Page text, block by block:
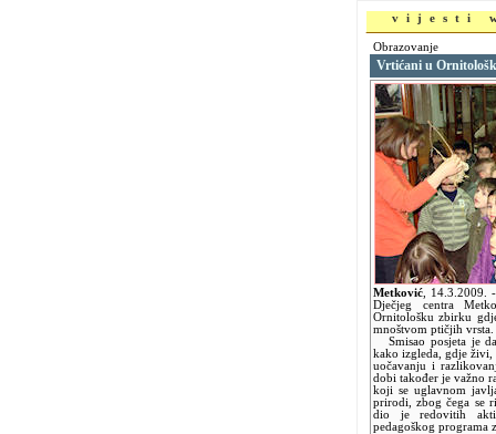
vijesti
Obrazovanje
Vrtićani u
Metković 14.3.2009.
Dječjeg centra
Ornitološku zbirku
mnoštvom ptičjih vrsta.
Smisao posjeta je
kako izgleda, gdje živi,
uočavanju i
dobi također je važno
koji se uglavnom
prirodi, zbog čega se
dio je redovitih
pedagoškog programa